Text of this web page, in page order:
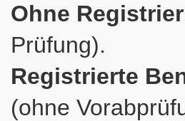
Ohne
Prüfung).
Registrierte
(ohne